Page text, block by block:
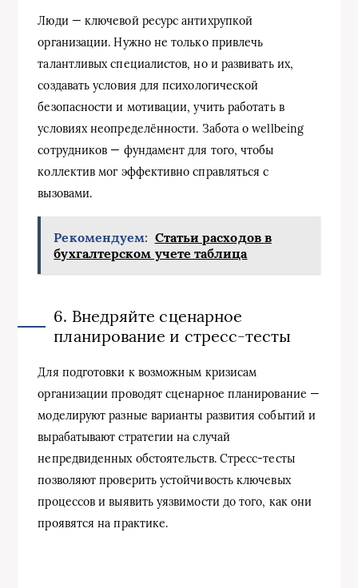
Люди — ключевой ресурс антихрупкой
организации. Нужно не только привлечь
талантливых специалистов, но и развивать их,
создавать условия для психологической
безопасности и мотивации, учить работать в
условиях неопределённости. Забота о wellbeing
сотрудников — фундамент для того, чтобы
коллектив мог эффективно справляться с
вызовами.
Рекомендуем: Статьи расходов в
бухгалтерском учете таблица
6. Внедряйте сценарное
планирование и стресс-тесты
Для подготовки к возможным кризисам
организации проводят сценарное планирование —
моделируют разные варианты развития событий и
вырабатывают стратегии на случай
непредвиденных обстоятельств. Стресс-тесты
позволяют проверить устойчивость ключевых
процессов и выявить уязвимости до того, как они
проявятся на практике.